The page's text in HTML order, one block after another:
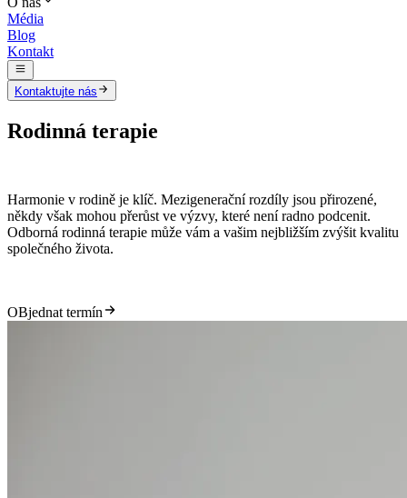
Média
Blog
Kontakt
Kontaktujte nás
Rodinná terapie
Harmonie v rodině je klíč. Mezigenerační rozdíly jsou přirozené,
někdy však mohou přerůst ve výzvy, které není radno podcenit.
Odborná rodinná terapie může vám a vašim nejbližším zvýšit kvalitu
společného života.
OBjednat termín